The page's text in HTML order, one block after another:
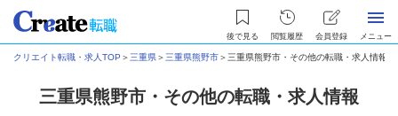
後で見る 閲覧履歴 会員登録 メニュー
クリエイト転職・求人TOP ＞ 三重県＞ 三重県熊野市＞ 三重県熊野市・その他の転職・求人情報
三重県熊野市・その他の転職・求人情報